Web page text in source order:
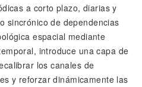
a corto plazo, diarias y
sincrónico de dependencias
espacial mediante
introduce una capa de
los canales de
y reforzar dinámicamente las